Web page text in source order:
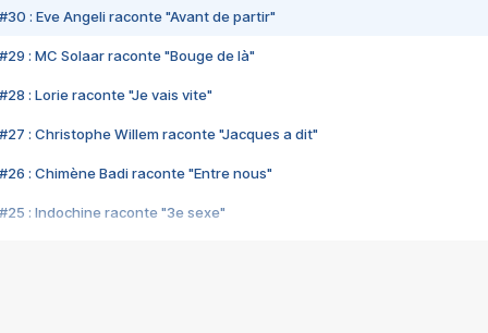
#30 : Eve Angeli raconte "Avant de partir"
#29 : MC Solaar raconte "Bouge de là"
#28 : Lorie raconte "Je vais vite"
#27 : Christophe Willem raconte "Jacques a dit"
#26 : Chimène Badi raconte "Entre nous"
#25 : Indochine raconte "3e sexe"